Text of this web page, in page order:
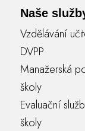
Naše
Vzdělávání
DVPP
Manažerská
školy
Evaluační
školy